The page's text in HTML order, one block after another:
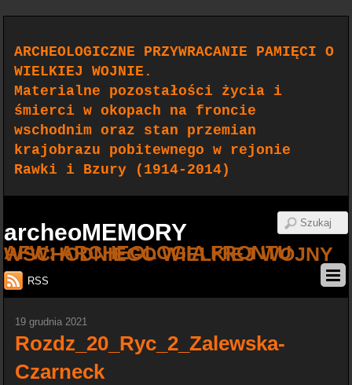
ARCHEOLOGICZNE PRZYWRACANIE PAMIĘCI O
WIELKIEJ WOJNIE.
Materialne pozostałości życia i
śmierci w okopach na froncie
wschodnim oraz stan przemian
krajobrazu pobitewnego w rejonie
Rawki i Bzury (1914-2014)
archeoMEMORY
AFW: ARCHEOLOGIA FRONTU WSCHODNIEGO WIELKIEJ WOJNY
RSS
19 grudnia 2021
Rozdz_20_Ryc_2_Zalewska-
Czarneck